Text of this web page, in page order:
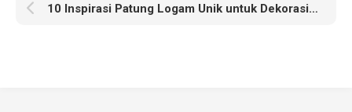
10 Inspirasi Patung Logam Unik untuk Dekorasi Ruangan